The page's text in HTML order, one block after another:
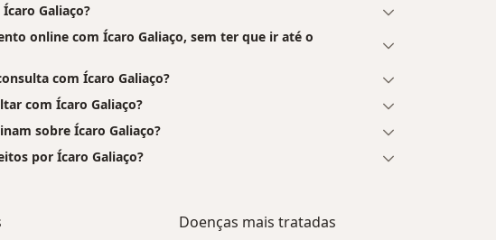
Galiaço?
online com Ícaro Galiaço, sem ter que ir até o
com Ícaro Galiaço?
com Ícaro Galiaço?
sobre Ícaro Galiaço?
por Ícaro Galiaço?
Doenças mais tratadas